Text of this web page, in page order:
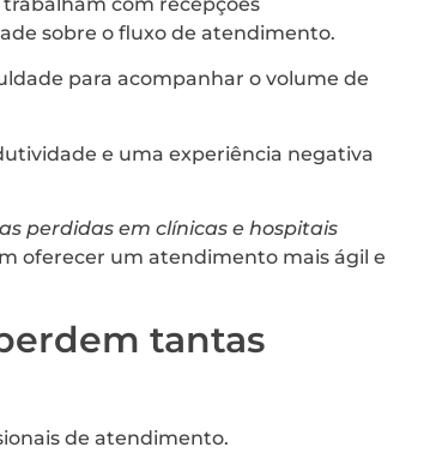
sobre o fluxo de atendimento.
para acompanhar o volume de
e uma experiência negativa
perdidas em clínicas e hospitais
oferecer um atendimento mais ágil e
tantas
de atendimento.